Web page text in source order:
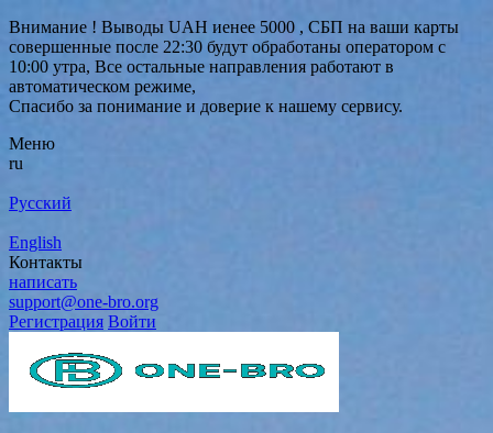
Внимание ! Выводы UAH иенее 5000 , СБП на ваши карты
совершенные после 22:30 будут обработаны оператором с
10:00 утра, Все остальные направления работают в
автоматическом режиме,
Спасибо за понимание и доверие к нашему сервису.
Меню
ru
Русский
English
Контакты
написать
support@one-bro.org
Регистрация Войти